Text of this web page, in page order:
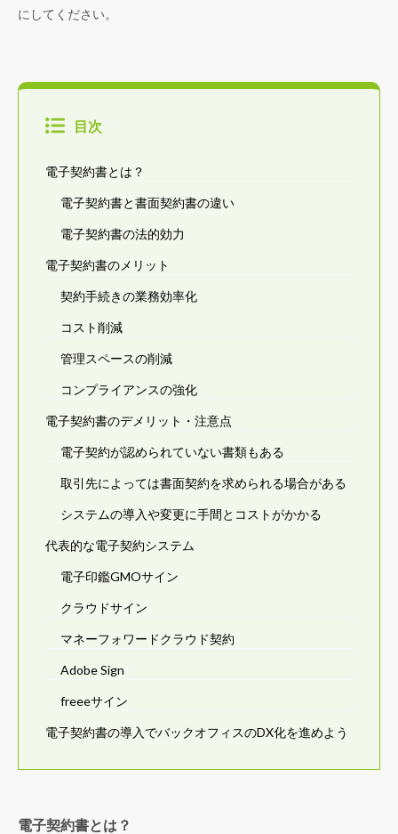
にしてください。
目次
電子契約書とは？
電子契約書と書面契約書の違い
電子契約書の法的効力
電子契約書のメリット
契約手続きの業務効率化
コスト削減
管理スペースの削減
コンプライアンスの強化
電子契約書のデメリット・注意点
電子契約が認められていない書類もある
取引先によっては書面契約を求められる場合がある
システムの導入や変更に手間とコストがかかる
代表的な電子契約システム
電子印鑑GMOサイン
クラウドサイン
マネーフォワードクラウド契約
Adobe Sign
freeeサイン
電子契約書の導入でバックオフィスのDX化を進めよう
電子契約書とは？